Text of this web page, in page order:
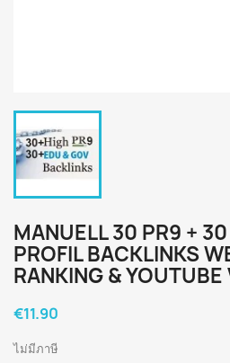
MANUELL 30 PR9 +
PROFIL BACKLINKS
RANKING & YOUTUBE
€11.90
ไม่มีภาษี